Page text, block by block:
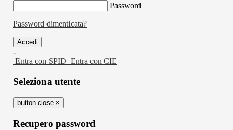
Password
Password dimenticata?
-
Entra con SPID Entra con CIE
Seleziona utente
button close ×
Recupero password